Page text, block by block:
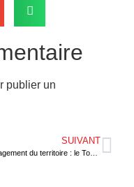
publier un
SUIVANT
Aménagement du territoire : le Togo va se doter d’un SNAT